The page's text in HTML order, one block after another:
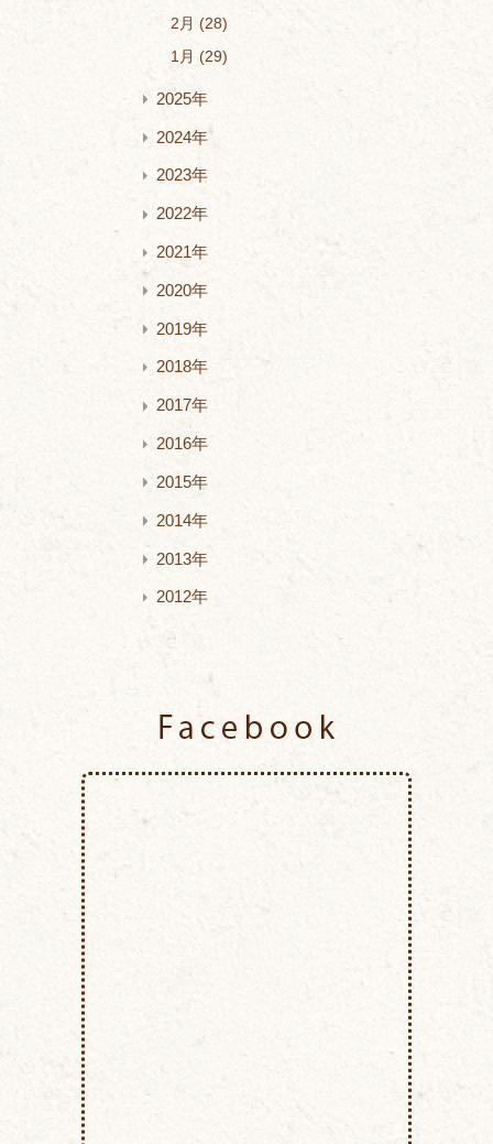
2月
28
1月
29
2025年
2024年
2023年
2022年
2021年
2020年
2019年
2018年
2017年
2016年
2015年
2014年
2013年
2012年